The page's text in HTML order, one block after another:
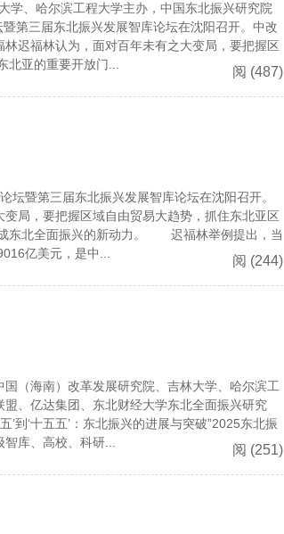
学、哈尔滨工程大学主办，中国东北振兴研究院
暨第三届东北振兴发展智库论坛在沈阳召开。中改
迟福林认为，面对百年未有之大变局，要把握区
亚的重要开放门...
阅 (487)
坛暨第三届东北振兴发展智库论坛在沈阳召开。
局，要把握区域自由贸易大趋势，抓住东北亚区
东北全面振兴的新动力。 迟福林举例提出，当
亿美元，是中...
阅 (244)
（海南）改革发展研究院、吉林大学、哈尔滨工
、亿达集团、东北财经大学东北全面振兴研究
到‘十五五’：东北振兴的进展与突破”2025东北振
库、高校、科研...
阅 (251)